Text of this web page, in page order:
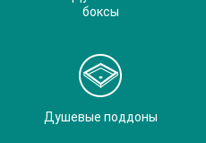
боксы
Душевые поддоны